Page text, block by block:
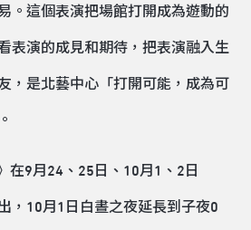
。這個表演把場館打開成為遊動的
表演的成見和期待，把表演融入生
，是北藝中心「打開可能，成為可
在9月24、25日、10月1、2日
，10月1日白晝之夜延長到子夜0